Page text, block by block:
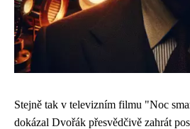
Stejně tak v televizním filmu "Noc
dokázal Dvořák přesvědčivě zahrát